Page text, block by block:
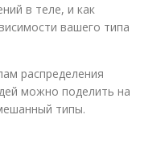
в теле, и как
вашего типа
распределения
можно поделить на
типы.